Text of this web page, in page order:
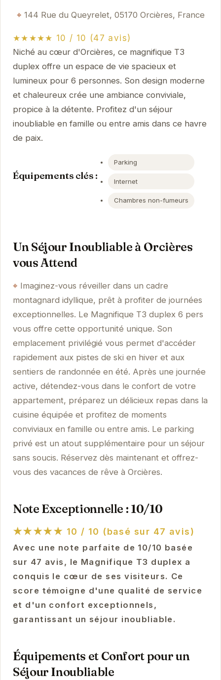
144 Rue du Queyrelet, 05170 Orcières, France
★★★★★ 10 / 10 (47 avis)
Niché au cœur d'Orcières, ce magnifique T3
duplex offre un espace de vie spacieux et
lumineux pour 6 personnes. Son design moderne
et chaleureux crée une ambiance conviviale,
propice à la détente. Profitez d'un séjour
inoubliable en famille ou entre amis dans ce havre
de paix.
Équipements clés :
Parking
Internet
Chambres non-fumeurs
Un Séjour Inoubliable à Orcières
vous Attend
Imaginez-vous réveiller dans un cadre
montagnard idyllique, prêt à profiter de journées
exceptionnelles. Le Magnifique T3 duplex 6 pers
vous offre cette opportunité unique. Son
emplacement privilégié vous permet d'accéder
rapidement aux pistes de ski en hiver et aux
sentiers de randonnée en été. Après une journée
active, détendez-vous dans le confort de votre
appartement, préparez un délicieux repas dans la
cuisine équipée et profitez de moments
conviviaux en famille ou entre amis. Le parking
privé est un atout supplémentaire pour un séjour
sans soucis. Réservez dès maintenant et offrez-
vous des vacances de rêve à Orcières.
Note Exceptionnelle : 10/10
★★★★★ 10 / 10 (basé sur 47 avis)
Avec une note parfaite de 10/10 basée
sur 47 avis, le Magnifique T3 duplex a
conquis le cœur de ses visiteurs. Ce
score témoigne d'une qualité de service
et d'un confort exceptionnels,
garantissant un séjour inoubliable.
Équipements et Confort pour un
Séjour Inoubliable